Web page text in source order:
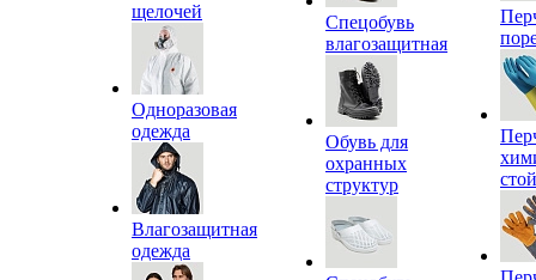
щелочей
Одноразовая
одежда
Влагозащитная
одежда
Спецобувь
влагозащитная
Обувь для
охранных
структур